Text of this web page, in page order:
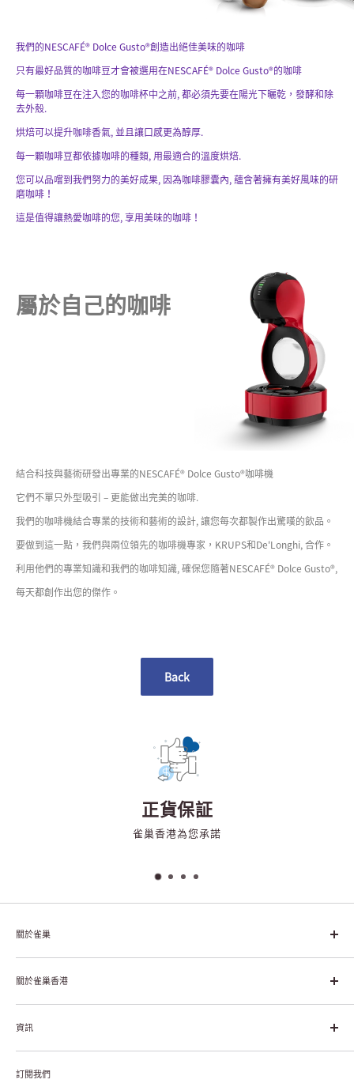
我們的NESCAFÉ® Dolce Gusto®創造出絕佳美味的咖啡
只有最好品質的咖啡豆才會被選用在NESCAFÉ® Dolce Gusto®的咖啡
每一顆咖啡豆在注入您的咖啡杯中之前, 都必須先要在陽光下曬乾，發酵和除
去外殼.
烘焙可以提升咖啡香氣, 並且讓口感更為醇厚.
每一顆咖啡豆都依據咖啡的種類, 用最適合的溫度烘焙.
您可以品嚐到我們努力的美好成果, 因為咖啡膠囊內, 蘊含著擁有美好風味的研
磨咖啡！
這是值得讓熱愛咖啡的您, 享用美味的咖啡！
屬於自己的咖啡
結合科技與藝術研發出專業的NESCAFÉ® Dolce Gusto®咖啡機
它們不單只外型吸引 – 更能做出完美的咖啡.
我們的咖啡機結合專業的技術和藝術的設計, 讓您每次都製作出驚嘆的飲品。
要做到這一點，我們與兩位領先的咖啡機專家，KRUPS和De'Longhi, 合作。
利用他們的專業知識和我們的咖啡知識, 確保您隨著NESCAFÉ® Dolce Gusto®,
每天都創作出您的傑作。
Back
正貨保証
雀巢香港為您承諾
關於雀巢
雀巢集團起源於1866年的瑞士，目前是全球領先的「營養、健康、
幸福生活」企業。雀巢的目標是「我們充分發掘食品的力量，提升
關於雀巢香港
About Nestlé HK
Nestlé Hong Kong Creating Shared Value
Contact Us
Privacy Notice
資訊
Payment & Delivery
Returns or Exchanges
訂閱我們